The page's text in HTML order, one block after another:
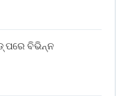
ପରେ ବିଭିନ୍ନ